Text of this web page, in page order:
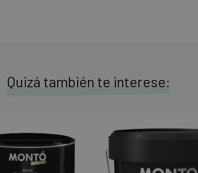
Quizá también te interese: